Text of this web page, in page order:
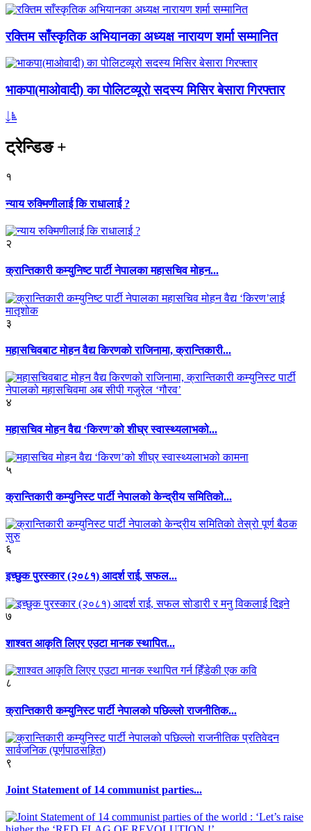
रक्तिम साँस्कृतिक अभियानका अध्यक्ष नारायण शर्मा सम्मानित
भाकपा(माओवादी) का पोलिटव्यूरो सदस्य मिसिर बेसारा गिरफ्तार
ट्रेन्डिङ+
१
न्याय रुक्मिणीलाई कि राधालाई ?
२
क्रान्तिकारी कम्युनिष्ट पार्टी नेपालका महासचिव मोहन...
३
महासचिवबाट मोहन वैद्य किरणको राजिनामा, क्रान्तिकारी...
४
महासचिव मोहन वैद्य ‘किरण’को शीघ्र स्वास्थ्यलाभको...
५
क्रान्तिकारी कम्युनिस्ट पार्टी नेपालको केन्द्रीय समितिको...
६
इच्छुक पुरस्कार (२०८१) आदर्श राई, सफल...
७
शाश्वत आकृति लिएर एउटा मानक स्थापित...
८
क्रान्तिकारी कम्युनिस्ट पार्टी नेपालको पछिल्लो राजनीतिक...
९
Joint Statement of 14 communist parties...